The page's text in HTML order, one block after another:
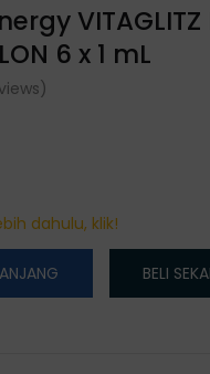
6 x 1 mL
dahulu, klik!
BELI